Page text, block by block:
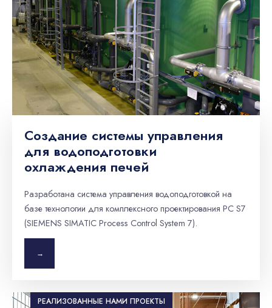
Создание системы управления
для водоподготовки
охлаждения печей
Разработана система управления водоподготовкой на
базе технологии для комплексного проектирования PC S7
(SIEMENS SIMATIC Process Control System 7).
→
РЕАЛИЗОВАННЫЕ НАМИ ПРОЕКТЫ